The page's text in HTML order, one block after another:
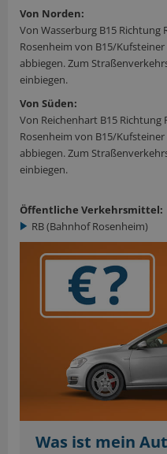
Von Norden:
Von Wasserburg B15 Richtung
Rosenheim von B15/
abbiegen. Zum
einbiegen.
Von Süden:
Von Reichenhart B15 Richtung
Rosenheim von B15/
abbiegen. Zum
einbiegen.
Öffentliche Verkehrsmittel:
RB (Bahnhof Rosenheim)
Was ist mein